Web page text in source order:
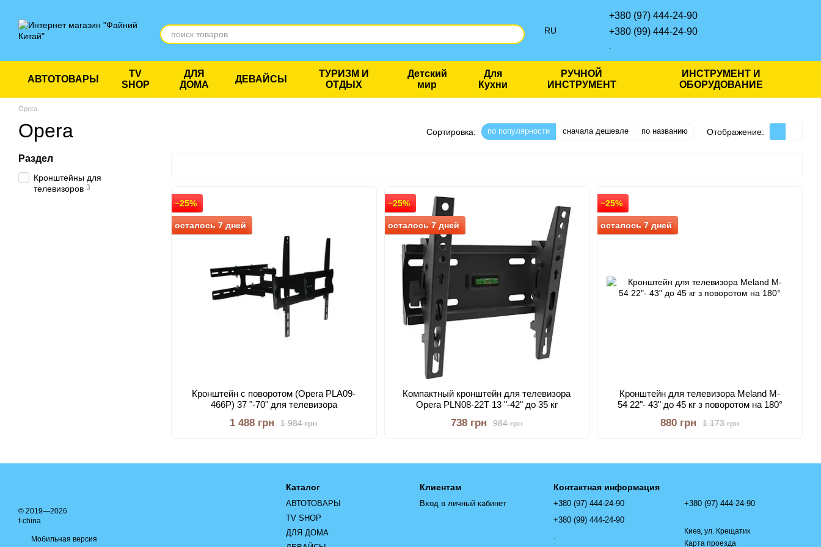
RU
+380 (97) 444-24-90
+380 (99) 444-24-90
АВТОТОВАРЫ
TV
SHOP
ДЛЯ
ДОМА
ДЕВАЙСЫ
ТУРИЗМ И
ОТДЫХ
Детский
мир
Для
Кухни
РУЧНОЙ
ИНСТРУМЕНТ
ИНСТРУМЕНТ И
ОБОРУДОВАНИЕ
Opera
Opera Сортировка: по популярности сначала дешевле по названию Отображение:
−25%
осталось 7 дней
Кронштейн с поворотом (Opera PLA09-
466P) 37 "-70" для телевизора
1 984 грн
1 488 грн
−25%
осталось 7 дней
Компактный кронштейн для телевизора
Opera PLN08-22Т 13 "-42" до 35 кг
984 грн
738 грн
−25%
осталось 7 дней
Кронштейн для телевизора Meland M-
54 22"- 43" до 45 кг з поворотом на 180°
1 173 грн
880 грн
Раздел
Кронштейны для
телевизоров 3
© 2019—2026
f-china
Мобильная версия
Каталог
АВТОТОВАРЫ
TV SHOP
ДЛЯ ДОМА
Клиентам
Вход в личный кабинет
Контактная информация
+380 (97) 444-24-90
+380 (99) 444-24-90
.
+380 (97) 444-24-90
Киев, ул. Крещатик
Карта проезда